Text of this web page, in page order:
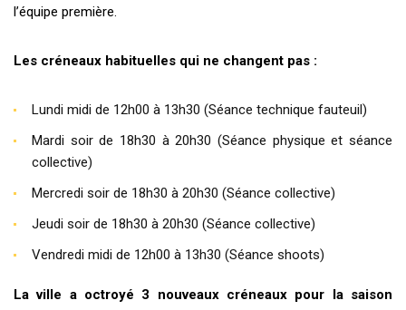
l’équipe première.
Les créneaux habituelles qui ne changent pas :
Lundi midi de 12h00 à 13h30 (Séance technique fauteuil)
Mardi soir de 18h30 à 20h30 (Séance physique et séance
collective)
Mercredi soir de 18h30 à 20h30 (Séance collective)
Jeudi soir de 18h30 à 20h30 (Séance collective)
Vendredi midi de 12h00 à 13h30 (Séance shoots)
La ville a octroyé 3 nouveaux créneaux pour la saison